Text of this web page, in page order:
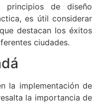
de diseño
es útil considerar
destacan los éxitos
ciudades.
la implementación de
la importancia de